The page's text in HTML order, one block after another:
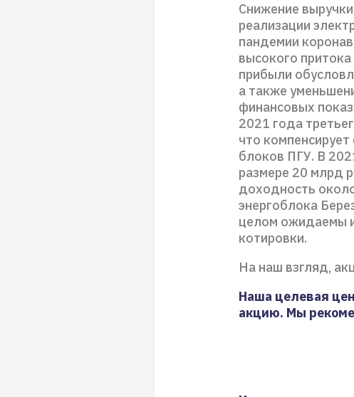
Снижение
реализации
пандемии
высокого
прибыли
а также
финансовых
2021 года
что
блоков ПГУ. В
размере 20 млрд
доходность
энергоблока
целом ожидаемы
котировки.
На наш взгляд,
Наша целевая
акцию. Мы